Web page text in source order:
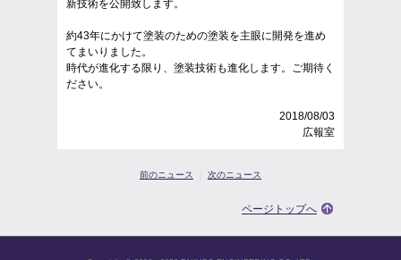
新技術を公開致します。
約43年にかけて塗装のための塗装を主眼に開発を進め
てまいりました。
時代が進化する限り、塗装技術も進化します。ご期待く
ださい。
2018/08/03
広報室
前のニュース 次のニュース
ページトップへ